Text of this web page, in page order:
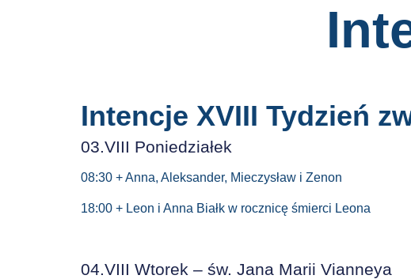
Intencje XVIII Tydzień
03.VIII Poniedziałek
08:30 + Anna, Aleksander, Mieczysław i Zenon
18:00 + Leon i Anna Białk w rocznicę śmierci Leona
04.VIII Wtorek – św. Jana Marii Vianneya